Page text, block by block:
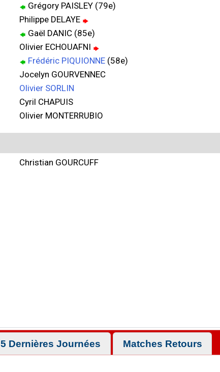
Grégory PAISLEY (79e)
Philippe DELAYE
Gaël DANIC (85e)
Olivier ECHOUAFNI
Frédéric PIQUIONNE (58e)
Jocelyn GOURVENNEC
Olivier SORLIN
Cyril CHAPUIS
Olivier MONTERRUBIO
Christian GOURCUFF
5 Dernières Journées Matches Retours